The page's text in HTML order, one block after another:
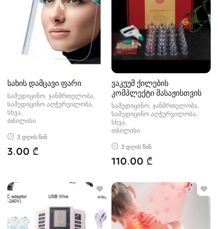
სახის დამცავი ფარი
სამედიცინო, ჯანმრთელობა,
სამედიცინო აღჭურვილობა,
სხვა
თბილისი
3 დღის წინ
3.00 ₾
ვაკუუმ ქილების
კომპლექტი მასაჟისთვის
სამედიცინო, ჯანმრთელობა,
სამედიცინო აღჭურვილობა,
სხვა
თბილისი
3 დღის წინ
110.00 ₾